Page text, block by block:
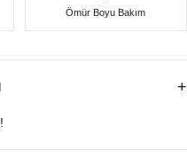
Ömür Boyu Bakım
+